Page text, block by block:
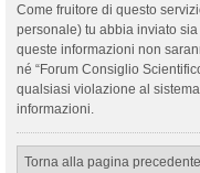
Come fruitore di questo
personale) tu abbia inviato
queste informazioni non
né “Forum Consiglio
qualsiasi violazione al
informazioni.
Torna alla pagina precedente